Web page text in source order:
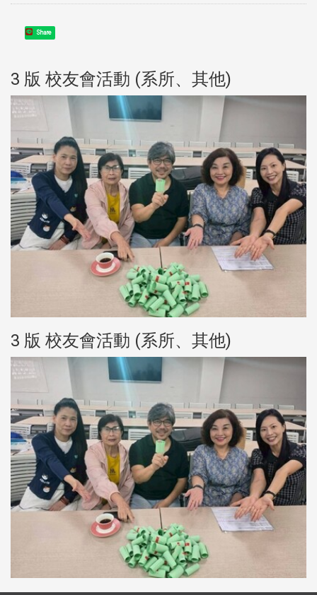
Share
3 版 校友會活動 (系所、其他)
3 版 校友會活動 (系所、其他)